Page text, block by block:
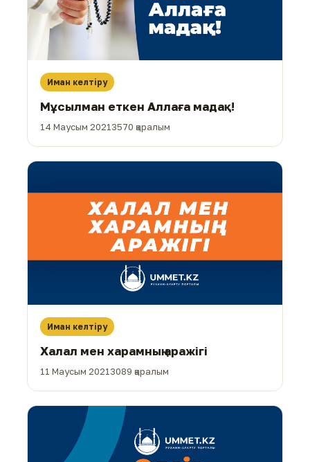
Иман келтіру
Мұсылман еткен Аллаға мадақ!
14 Маусым 2021 3570 қаралым
Иман келтіру
Халал мен харамның аражігі
11 Маусым 2021 3089 қаралым